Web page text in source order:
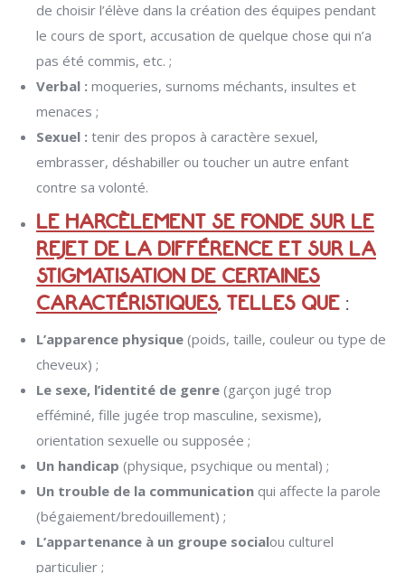
de choisir l’élève dans la création des équipes pendant
le cours de sport, accusation de quelque chose qui n’a
pas été commis, etc. ;
Verbal : moqueries, surnoms méchants, insultes et
menaces ;
Sexuel : tenir des propos à caractère sexuel,
embrasser, déshabiller ou toucher un autre enfant
contre sa volonté.
LE HARCÈLEMENT SE FONDE SUR LE
REJET DE LA DIFFÉRENCE ET SUR LA
STIGMATISATION DE CERTAINES
CARACTÉRISTIQUES, TELLES QUE :
L’apparence physique (poids, taille, couleur ou type de
cheveux) ;
Le sexe, l’identité de genre (garçon jugé trop
efféminé, fille jugée trop masculine, sexisme),
orientation sexuelle ou supposée ;
Un handicap (physique, psychique ou mental) ;
Un trouble de la communication qui affecte la parole
(bégaiement/bredouillement) ;
L’appartenance à un groupe socialou culturel
particulier ;